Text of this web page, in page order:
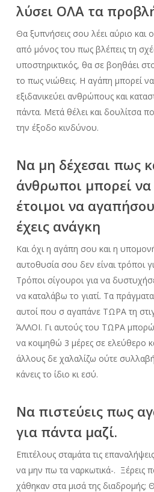
λύσει ΟΛΑ τα
Θα ξυπνήσεις σου λέει αύριο και
από μόνος του πως βλέπεις τη
υποστηρικτικός, θα σε βοηθάει
το πως νιώθεις. Η αγάπη μπορεί
εξιδανικεύει ανθρώπους και
πάντα. Μετά θέλει και δουλίτσα
την έξοδο κινδύνου.
Να μη δέχεσαι πως
άνθρωποι μπορεί να
έτοιμοι να
έχεις ανάγκη
Και όχι η αγάπη σου και η
αυτοθυσία σου δεν είναι τρόποι
Τρόποι σίγουροι για να
να καταλάβω το γιατί. Τα
αυτοί που σ αγαπάνε ΤΩΡΑ τη
ΆΛΛΟΙ. Γι αυτούς του ΤΩΡΑ
να κοιμηθώ 3 μέρες σε ελεύθερο
άλλους δε χαλαλίζω ούτε
κάνεις το ίδιο κι εσύ.
Να πιστεύεις πως
για πάντα μαζί.
Επιτέλους σταμάτα τις
να μην πω τα ναρκωτικά-. Ξέρεις
χάθηκαν στα μισά της